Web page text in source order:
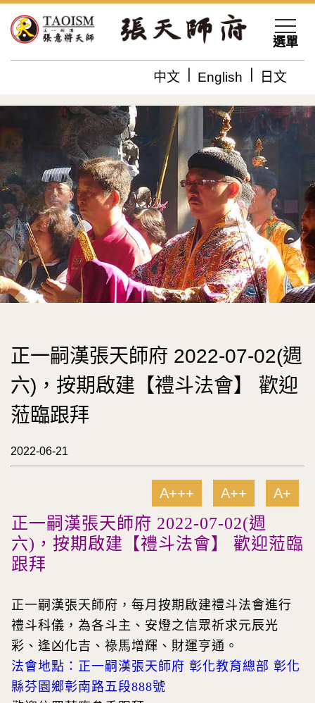
中文 English 日文
選單
正一嗣漢張天師府 2022-07-02(週
六)，按期啟建【禮斗法會】 歡迎
蒞臨跟拜
2022-06-21
A+++ A++ A+
正一嗣漢張天師府 2022-07-02(週
六)，按期啟建【禮斗法會】 歡迎蒞臨
跟拜
正一嗣漢張天師府，每月按期啟建禮斗法會進行
禮斗科儀，為各斗主、安燈之信眾祈求元辰光
彩、逢凶化吉、祿馬增輝、財運亨通。
法會地點：正一嗣漢張天師府 彰化教育總部 彰化
縣芬園鄉彰南路五段888號